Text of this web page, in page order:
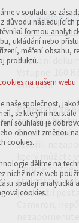
14. května
Hudební
Vstupné: 160
omezení
Připravte se
změnila
Eilish a režisér
stvořili
který můžete
v průběhu
jeho režii
Cameron,
webu
(session):
apod.
(Google,Sklik)
na našem webu
cookies
vše
v souladu se
důvodu následujících
formou
ukládání nebo
měření obsahu,
produktů.
na našem webu
naše společnost,
se kterými neustále
souhlasu je
obnovit změnou
cookies.
dělíme na
nichž nelze web
spadají analytická a
cookies.